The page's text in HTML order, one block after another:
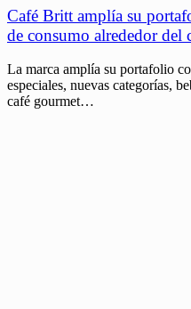
Café Britt amplía su
de consumo alrededor del
La marca amplía su portafolio
especiales, nuevas categorías,
café gourmet…